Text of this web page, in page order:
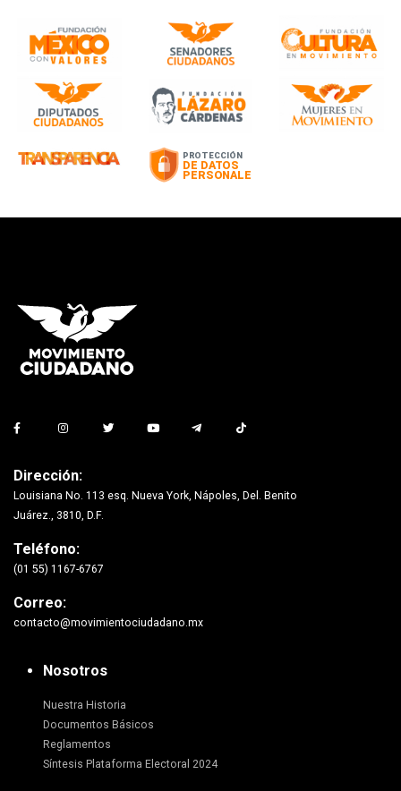
Dirección:
Louisiana No. 113 esq. Nueva York, Nápoles, Del. Benito
Juárez., 3810, D.F.
Teléfono:
(01 55) 1167-6767
Correo:
contacto@movimientociudadano.mx
Nosotros
Nuestra Historia
Documentos Básicos
Reglamentos
Síntesis Plataforma Electoral 2024